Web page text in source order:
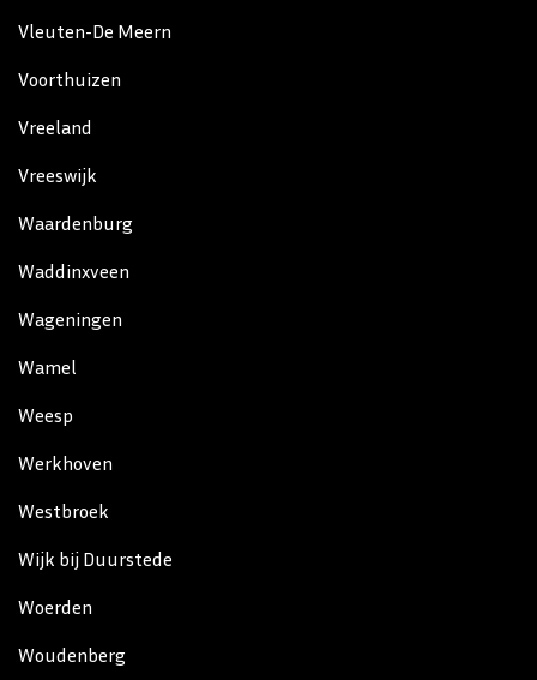
Vleuten-De Meern
Voorthuizen
Vreeland
Vreeswijk
Waardenburg
Waddinxveen
Wageningen
Wamel
Weesp
Werkhoven
Westbroek
Wijk bij Duurstede
Woerden
Woudenberg